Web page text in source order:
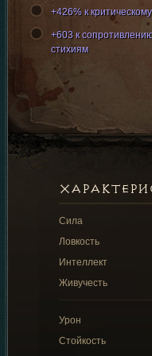
+426% к
+603 к
стихиям
Сила
Ловкость
Интеллект
Живучесть
Урон
Стойкость